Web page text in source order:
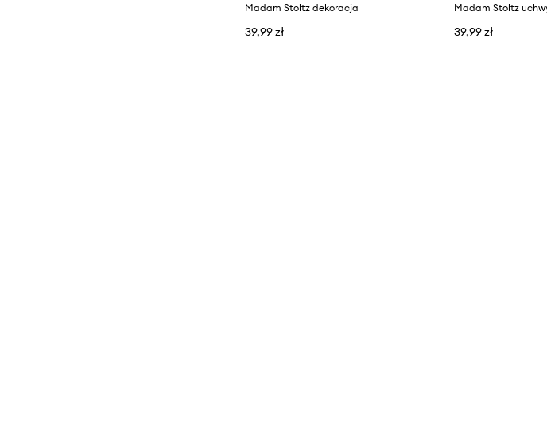
Madam Stoltz dekoracja
39,99 zł 39,99 zł